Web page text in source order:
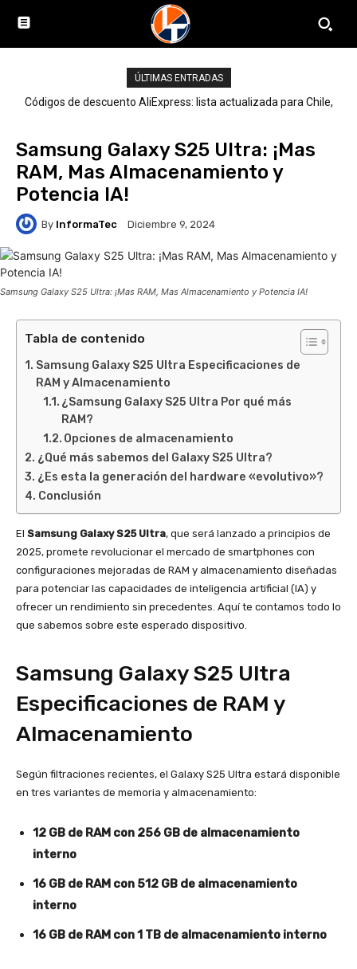
ÚLTIMAS ENTRADAS
Códigos de descuento AliExpress: lista actualizada para Chile,
Samsung Galaxy S25 Ultra: ¡Mas
RAM, Mas Almacenamiento y
Potencia IA!
By InformaTec Diciembre 9, 2024
Samsung Galaxy S25 Ultra: ¡Mas RAM, Mas Almacenamiento y Potencia IA!
Tabla de contenido
Samsung Galaxy S25 Ultra Especificaciones de
RAM y Almacenamiento
¿Samsung Galaxy S25 Ultra Por qué más
RAM?
Opciones de almacenamiento
¿Qué más sabemos del Galaxy S25 Ultra?
¿Es esta la generación del hardware «evolutivo»?
Conclusión
El Samsung Galaxy S25 Ultra, que será lanzado a principios de
2025, promete revolucionar el mercado de smartphones con
configuraciones mejoradas de RAM y almacenamiento diseñadas
para potenciar las capacidades de inteligencia artificial (IA) y
ofrecer un rendimiento sin precedentes. Aquí te contamos todo lo
que sabemos sobre este esperado dispositivo.
Samsung Galaxy S25 Ultra
Especificaciones de RAM y
Almacenamiento
Según filtraciones recientes, el Galaxy S25 Ultra estará disponible
en tres variantes de memoria y almacenamiento:
12 GB de RAM con 256 GB de almacenamiento
interno
16 GB de RAM con 512 GB de almacenamiento
interno
16 GB de RAM con 1 TB de almacenamiento interno